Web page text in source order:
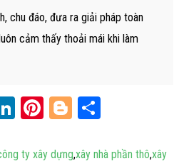
chu đáo, đưa ra giải pháp toàn
cảm thấy thoải mái khi làm
LinkedIn
Pinterest
Blogger
ty xây dựng,xây nhà phần thô,xây